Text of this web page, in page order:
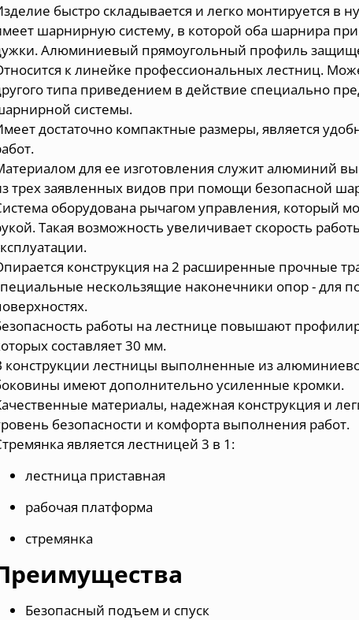
быстро складывается и легко монтируется в
шарнирную систему, в которой оба шарнира
Алюминиевый прямоугольный профиль
к линейке профессиональных лестниц.
типа приведением в действие специально
системы.
достаточно компактные размеры, является
для ее изготовления служит алюминий
трех заявленных видов при помощи безопасной
оборудована рычагом управления, который
Такая возможность увеличивает скорость
конструкция на 2 расширенные прочные
нескользящие наконечники опор - для
работы на лестнице повышают
составляет 30 мм.
конструкции лестницы выполненные из
имеют дополнительно усиленные кромки.
материалы, надежная конструкция и
безопасности и комфорта выполнения работ.
является лестницей 3 в 1:
лестница приставная
рабочая платформа
стремянка
Безопасный подъем и спуск